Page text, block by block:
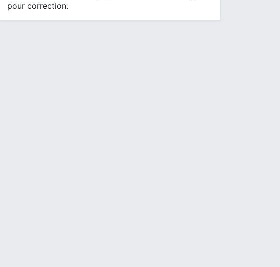
pour correction.